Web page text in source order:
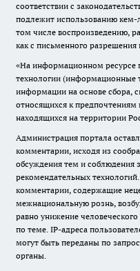
соответствии с
подлежит использованию
том числе воспроизведению,
как с письменного разрешения
«На информационном ресурсе
технологии (информационные
информации на основе сбора,
относящихся к предпочтениям
находящихся на территории
Администрация портала
комментарии, исходя из
обсуждения тем и соблюдения
рекомендательных
комментарии, содержащие
межнациональную рознь,
равно унижение
по теме. IP-адреса
могут быть переданы по
органы.